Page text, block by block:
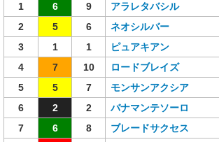
1 6 9 アラレタバシル
2
5 6 ネオシルバー
3
1 1 ピュアキアン
4
7 10 ロードブレイズ
5
5 7 モンサンアクシア
6
2 2 バナマンテソーロ
7
6 8 ブレードサクセス